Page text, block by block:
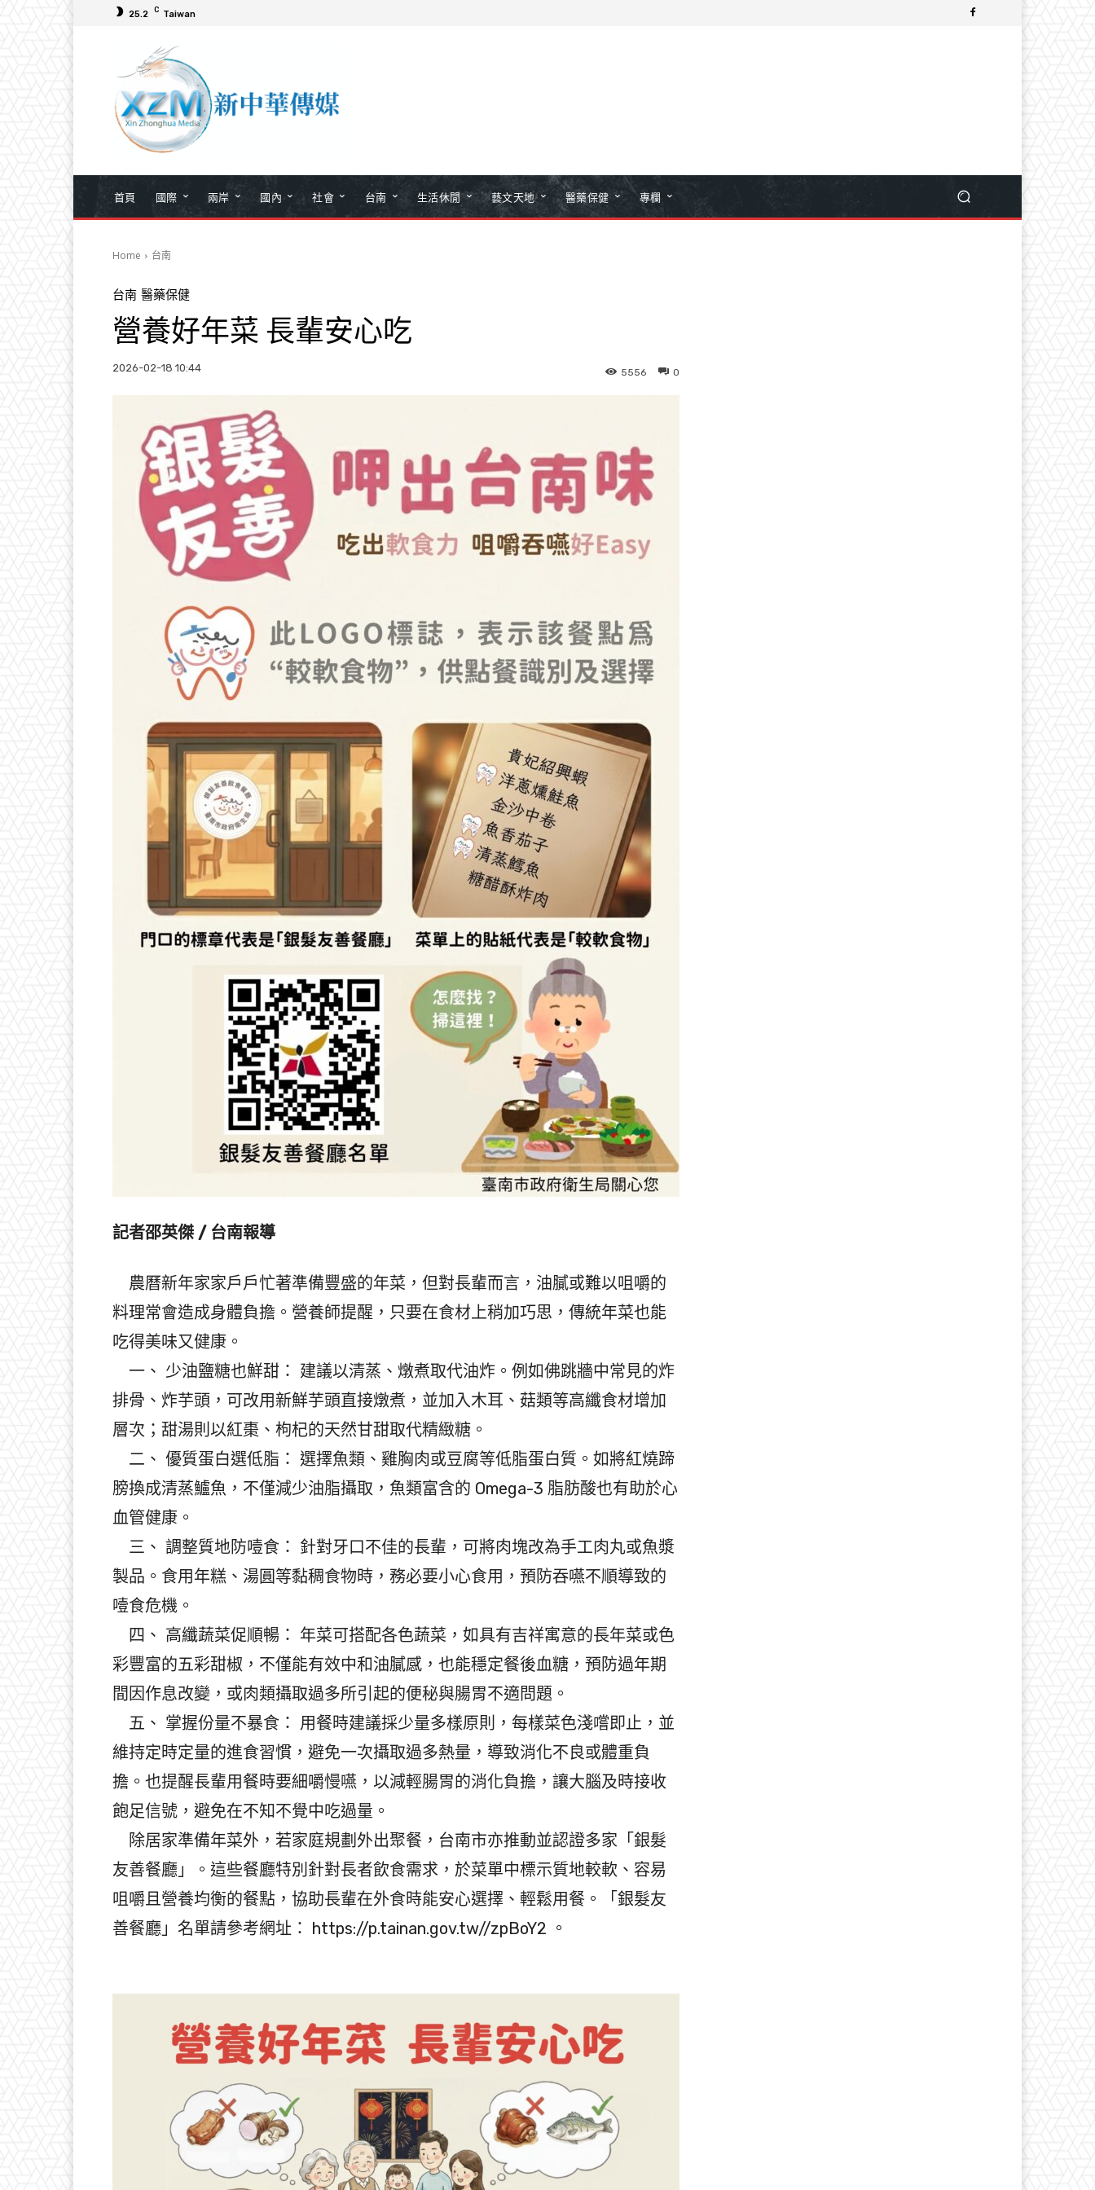
25.2 C Taiwan
首頁 國際 兩岸 國內 社會 台南 生活休閒 藝文天地 醫藥保健 專欄
Home 台南
台南 醫藥保健
營養好年菜 長輩安心吃
2026-02-18 10:44 0
5556
記者邵英傑 / 台南報導
農曆新年家家戶戶忙著準備豐盛的年菜，但對長輩而言，油膩或難以咀嚼的
料理常會造成身體負擔。營養師提醒，只要在食材上稍加巧思，傳統年菜也能
吃得美味又健康。
一、 少油鹽糖也鮮甜： 建議以清蒸、燉煮取代油炸。例如佛跳牆中常見的炸
排骨、炸芋頭，可改用新鮮芋頭直接燉煮，並加入木耳、菇類等高纖食材增加
層次；甜湯則以紅棗、枸杞的天然甘甜取代精緻糖。
二、 優質蛋白選低脂： 選擇魚類、雞胸肉或豆腐等低脂蛋白質。如將紅燒蹄
膀換成清蒸鱸魚，不僅減少油脂攝取，魚類富含的 Omega-3 脂肪酸也有助於心
血管健康。
三、 調整質地防噎食： 針對牙口不佳的長輩，可將肉塊改為手工肉丸或魚漿
製品。食用年糕、湯圓等黏稠食物時，務必要小心食用，預防吞嚥不順導致的
噎食危機。
四、 高纖蔬菜促順暢： 年菜可搭配各色蔬菜，如具有吉祥寓意的長年菜或色
彩豐富的五彩甜椒，不僅能有效中和油膩感，也能穩定餐後血糖，預防過年期
間因作息改變，或肉類攝取過多所引起的便秘與腸胃不適問題。
五、 掌握份量不暴食： 用餐時建議採少量多樣原則，每樣菜色淺嚐即止，並
維持定時定量的進食習慣，避免一次攝取過多熱量，導致消化不良或體重負
擔。也提醒長輩用餐時要細嚼慢嚥，以減輕腸胃的消化負擔，讓大腦及時接收
飽足信號，避免在不知不覺中吃過量。
除居家準備年菜外，若家庭規劃外出聚餐，台南市亦推動並認證多家「銀髮
友善餐廳」。這些餐廳特別針對長者飲食需求，於菜單中標示質地較軟、容易
咀嚼且營養均衡的餐點，協助長輩在外食時能安心選擇、輕鬆用餐。「銀髮友
善餐廳」名單請參考網址： https://p.tainan.gov.tw//zpBoY2 。